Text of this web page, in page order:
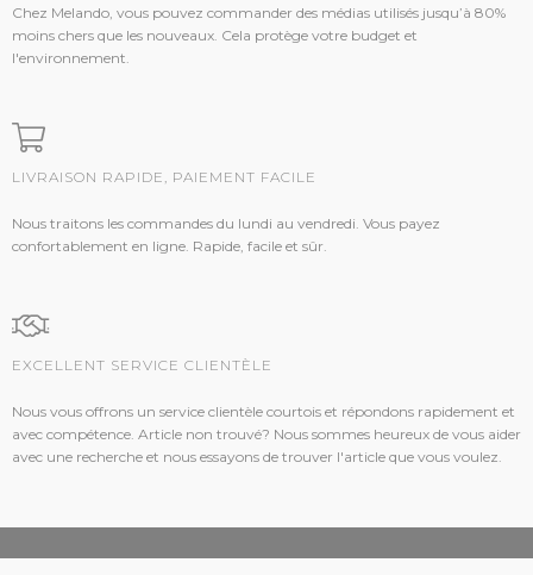
Chez Melando, vous pouvez commander des médias utilisés jusqu’à 80%
moins chers que les nouveaux. Cela protège votre budget et
l'environnement.
LIVRAISON RAPIDE, PAIEMENT FACILE
Nous traitons les commandes du lundi au vendredi. Vous payez
confortablement en ligne. Rapide, facile et sûr.
EXCELLENT SERVICE CLIENTÈLE
Nous vous offrons un service clientèle courtois et répondons rapidement et
avec compétence. Article non trouvé? Nous sommes heureux de vous aider
avec une recherche et nous essayons de trouver l'article que vous voulez.